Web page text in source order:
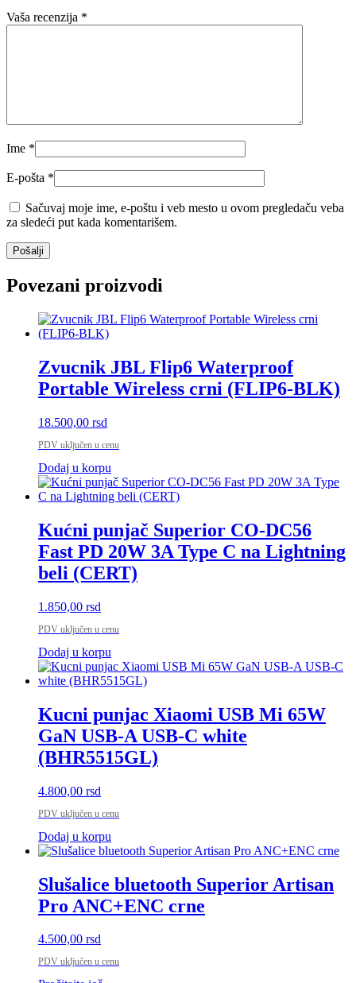
Vaša recenzija *
Ime *
E-pošta *
Sačuvaj moje ime, e-poštu i veb mesto u ovom pregledaču veba
za sledeći put kada komentarišem.
Povezani proizvodi
Zvucnik JBL Flip6 Waterproof
Portable Wireless crni (FLIP6-BLK)
18.500,00 rsd
PDV uključen u cenu
Dodaj u korpu
Kućni punjač Superior CO-DC56
Fast PD 20W 3A Type C na Lightning
beli (CERT)
1.850,00 rsd
PDV uključen u cenu
Dodaj u korpu
Kucni punjac Xiaomi USB Mi 65W
GaN USB-A USB-C white
(BHR5515GL)
4.800,00 rsd
PDV uključen u cenu
Dodaj u korpu
Slušalice bluetooth Superior Artisan
Pro ANC+ENC crne
4.500,00 rsd
PDV uključen u cenu